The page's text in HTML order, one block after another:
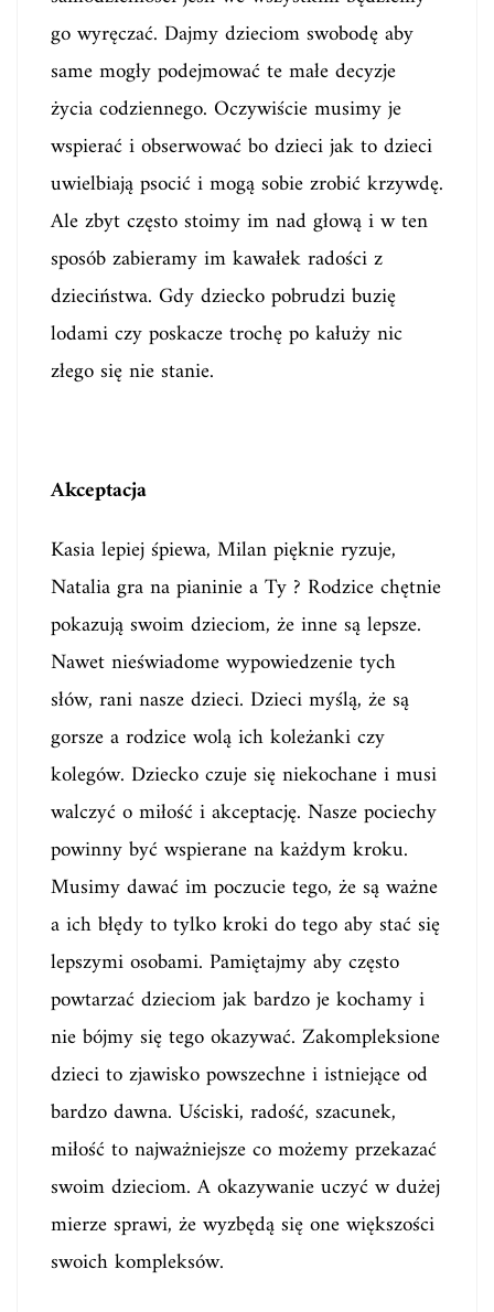
go wyręczać. Dajmy dzieciom swobodę aby
same mogły podejmować te małe decyzje
życia codziennego. Oczywiście musimy je
wspierać i obserwować bo dzieci jak to dzieci
uwielbiają psocić i mogą sobie zrobić krzywdę.
Ale zbyt często stoimy im nad głową i w ten
sposób zabieramy im kawałek radości z
dzieciństwa. Gdy dziecko pobrudzi buzię
lodami czy poskacze trochę po kałuży nic
złego się nie stanie.
Akceptacja
Kasia lepiej śpiewa, Milan pięknie ryzuje,
Natalia gra na pianinie a Ty ? Rodzice chętnie
pokazują swoim dzieciom, że inne są lepsze.
Nawet nieświadome wypowiedzenie tych
słów, rani nasze dzieci. Dzieci myślą, że są
gorsze a rodzice wolą ich koleżanki czy
kolegów. Dziecko czuje się niekochane i musi
walczyć o miłość i akceptację. Nasze pociechy
powinny być wspierane na każdym kroku.
Musimy dawać im poczucie tego, że są ważne
a ich błędy to tylko kroki do tego aby stać się
lepszymi osobami. Pamiętajmy aby często
powtarzać dzieciom jak bardzo je kochamy i
nie bójmy się tego okazywać. Zakompleksione
dzieci to zjawisko powszechne i istniejące od
bardzo dawna. Uściski, radość, szacunek,
miłość to najważniejsze co możemy przekazać
swoim dzieciom. A okazywanie uczyć w dużej
mierze sprawi, że wyzbędą się one większości
swoich kompleksów.